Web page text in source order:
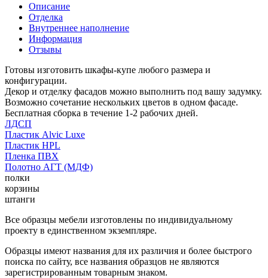
Описание
Отделка
Внутреннее наполнение
Информация
Отзывы
Готовы изготовить шкафы-купе любого размера и
конфигурации.
Декор и отделку фасадов можно выполнить под вашу задумку.
Возможно сочетание нескольких цветов в одном фасаде.
Бесплатная сборка в течение 1-2 рабочих дней.
ЛДСП
Пластик Alvic Luxe
Пластик HPL
Пленка ПВХ
Полотно АГТ (МДФ)
полки
корзины
штанги
Все образцы мебели изготовлены по индивидуальному
проекту в единственном экземпляре.
Образцы имеют названия для их различия и более быстрого
поиска по сайту, все названия образцов не являются
зарегистрированным товарным знаком.